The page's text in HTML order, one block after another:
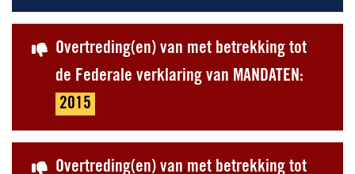
Overtreding(en) van met betrekking tot
de Federale verklaring van MANDATEN:
2015
Overtreding(en) van met betrekking tot